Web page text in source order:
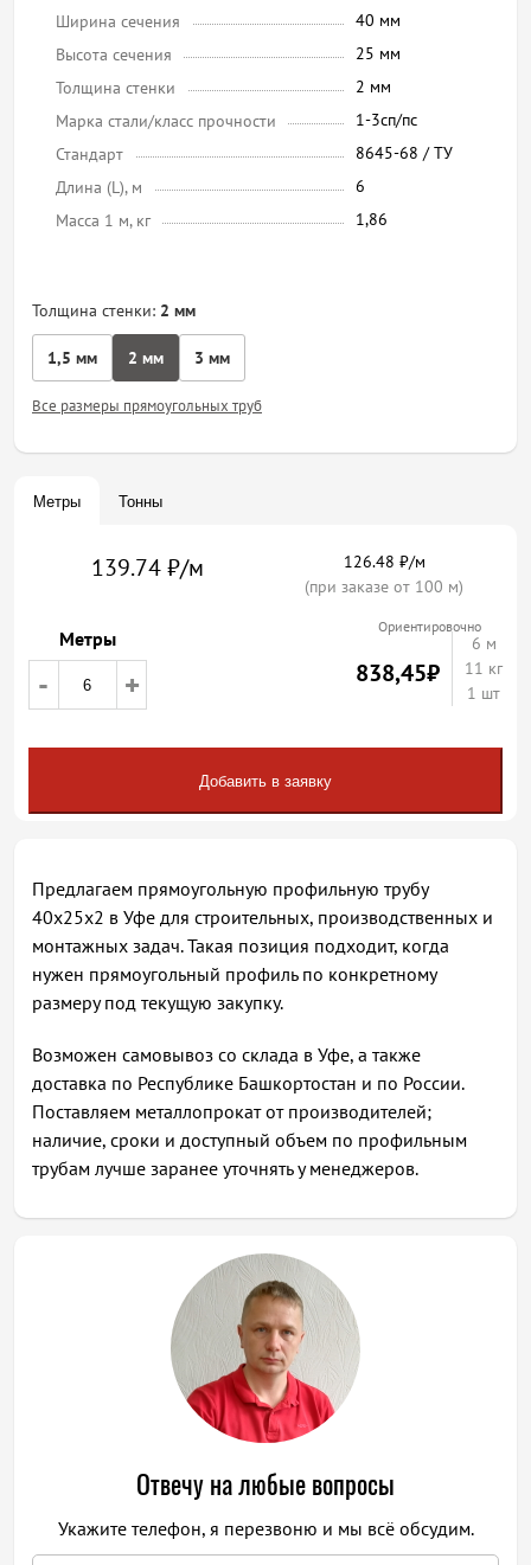
Ширина сечения
40 мм
Высота сечения
25 мм
Толщина стенки
2 мм
Марка стали/класс прочности
1-3сп/пс
Стандарт
8645-68 / ТУ
Длина (L), м
6
Масса 1 м, кг
1,86
Толщина стенки: 2 мм
1,5 мм 2 мм 3 мм
Все размеры прямоугольных труб
Метры Тонны
139.74 ₽/м
126.48 ₽/м
(при заказе от 100 м)
Метры
- +
Ориентировочно
838,45₽
6 м
11 кг
1 шт
Добавить в заявку
Предлагаем прямоугольную профильную трубу
40х25х2 в Уфе для строительных, производственных и
монтажных задач. Такая позиция подходит, когда
нужен прямоугольный профиль по конкретному
размеру под текущую закупку.
Возможен самовывоз со склада в Уфе, а также
доставка по Республике Башкортостан и по России.
Поставляем металлопрокат от производителей;
наличие, сроки и доступный объем по профильным
трубам лучше заранее уточнять у менеджеров.
Отвечу на любые вопросы
Укажите телефон, я перезвоню и мы всё обсудим.